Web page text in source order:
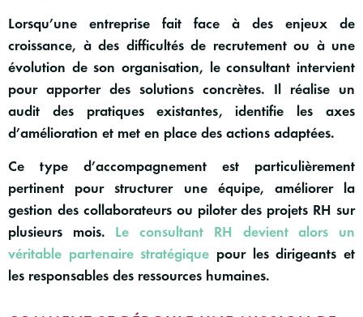
Lorsqu’une entreprise fait face à des enjeux de
croissance, à des difficultés de recrutement ou à une
évolution de son organisation, le consultant intervient
pour apporter des solutions concrètes. Il réalise un
audit des pratiques existantes, identifie les axes
d’amélioration et met en place des actions adaptées.
Ce type d’accompagnement est particulièrement
pertinent pour structurer une équipe, améliorer la
gestion des collaborateurs ou piloter des projets RH sur
plusieurs mois.
Le consultant RH devient alors un
véritable partenaire stratégique pour les dirigeants et
les responsables des ressources humaines.